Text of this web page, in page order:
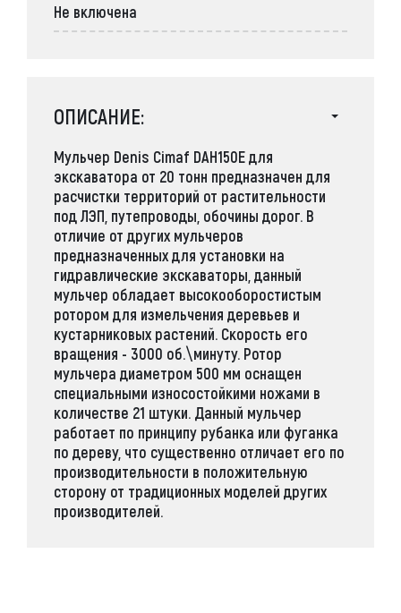
Не включена
ОПИСАНИЕ:
Мульчер Denis Cimaf DAH150E для
экскаватора от 20 тонн предназначен для
расчистки территорий от растительности
под ЛЭП, путепроводы, обочины дорог. В
отличие от других мульчеров
предназначенных для установки на
гидравлические экскаваторы, данный
мульчер обладает высокооборостистым
ротором для измельчения деревьев и
кустарниковых растений. Скорость его
вращения - 3000 об.\минуту. Ротор
мульчера диаметром 500 мм оснащен
специальными износостойкими ножами в
количестве 21 штуки. Данный мульчер
работает по принципу рубанка или фуганка
по дереву, что существенно отличает его по
производительности в положительную
сторону от традиционных моделей других
производителей.